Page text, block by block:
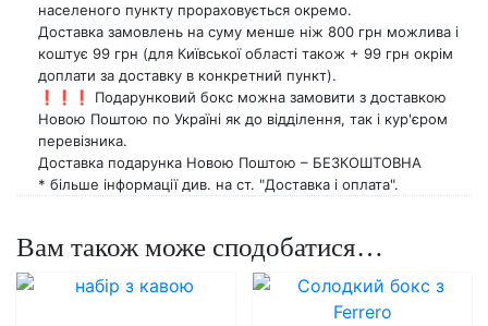
населеного пункту прораховується окремо.
Доставка замовлень на суму менше ніж 800 грн можлива і
коштує 99 грн (для Київської області також + 99 грн окрім
доплати за доставку в конкретний пункт).
❗️❗️❗️ Подарунковий бокс можна замовити з доставкою
Новою Поштою по Україні як до відділення, так і кур'єром
перевізника.
Доставка подарунка Новою Поштою – БЕЗКОШТОВНА
* більше інформації див. на ст. "Доставка і оплата".
Вам також може сподобатися…